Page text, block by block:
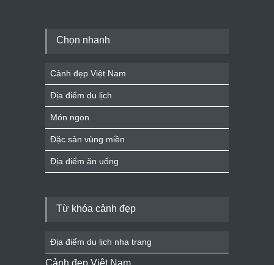
Chọn nhanh
Cảnh đẹp Việt Nam
Địa điểm du lịch
Món ngon
Đặc sản vùng miền
Địa điểm ăn uống
Từ khóa cảnh đẹp
Địa điểm du lịch nha trang
Cảnh đẹp Việt Nam